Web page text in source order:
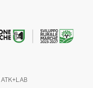
ATK+LAB